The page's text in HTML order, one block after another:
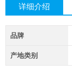
详细介绍
品牌
产地类别